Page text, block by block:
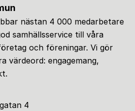
nästan 4 000 medarbetare
samhällsservice till våra
och föreningar. Vi gör
värdeord: engagemang,
4